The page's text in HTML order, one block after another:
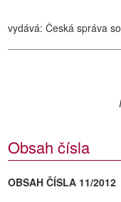
vydává: Česká správa
Obsah čísla
OBSAH ČÍSLA 11/2012